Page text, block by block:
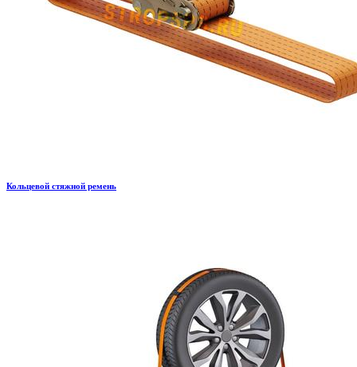
Кольцевой стяжной ремень